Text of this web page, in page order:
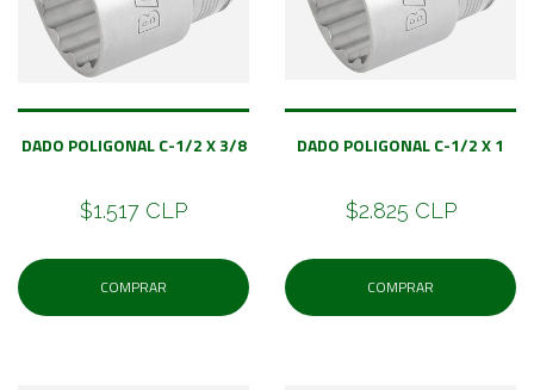
DADO POLIGONAL C-1/2 X 3/8
$1.517 CLP
COMPRAR
DADO POLIGONAL C-1/2 X 1
$2.825 CLP
COMPRAR